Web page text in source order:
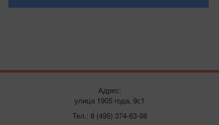
Адрес:
улица 1905 года, 9с1
Тел.: 8 (495) 374-63-98